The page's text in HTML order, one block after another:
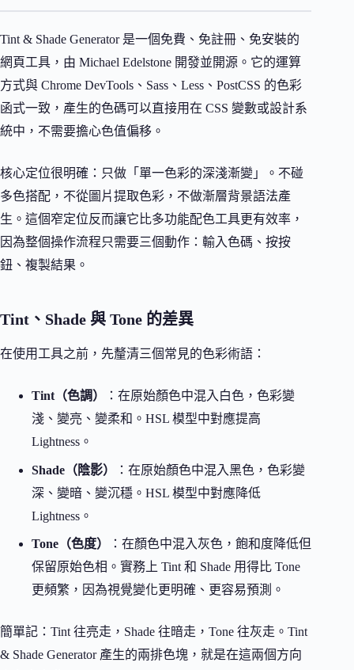
Tint & Shade Generator 是一個免費、免註冊、免安裝的
網頁工具，由 Michael Edelstone 開發並開源。它的運算
方式與 Chrome DevTools、Sass、Less、PostCSS 的色彩
函式一致，產生的色碼可以直接用在 CSS 變數或設計系
統中，不需要擔心色值偏移。
核心定位很明確：只做「單一色彩的深淺漸變」。不碰
多色搭配，不從圖片提取色彩，不做漸層背景語法產
生。這個窄定位反而讓它比多功能配色工具更有效率，
因為整個操作流程只需要三個動作：輸入色碼、按按
鈕、複製結果。
Tint、Shade 與 Tone 的差異
在使用工具之前，先釐清三個常見的色彩術語：
Tint（色調）
：在原始顏色中混入白色，色彩變
淺、變亮、變柔和。HSL 模型中對應提高
Lightness。
Shade（陰影）
：在原始顏色中混入黑色，色彩變
深、變暗、變沉穩。HSL 模型中對應降低
Lightness。
Tone（色度）
：在顏色中混入灰色，飽和度降低但
保留原始色相。實務上 Tint 和 Shade 用得比 Tone
更頻繁，因為視覺變化更明確、更容易預測。
簡單記：Tint 往亮走，Shade 往暗走，Tone 往灰走。Tint
& Shade Generator 產生的兩排色塊，就是在這兩個方向